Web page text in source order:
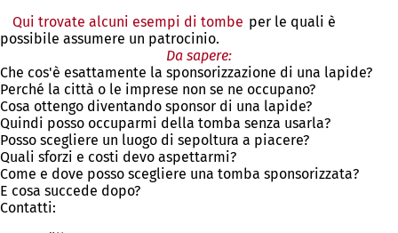
Qui trovate alcuni esempi di tombe per le quali è
possibile assumere un patrocinio.
Da sapere:
Che cos'è esattamente la sponsorizzazione di una lapide?
Perché la città o le imprese non se ne occupano?
Cosa ottengo diventando sponsor di una lapide?
Quindi posso occuparmi della tomba senza usarla?
Posso scegliere un luogo di sepoltura a piacere?
Quali sforzi e costi devo aspettarmi?
Come e dove posso scegliere una tomba sponsorizzata?
E cosa succede dopo?
Contatti: